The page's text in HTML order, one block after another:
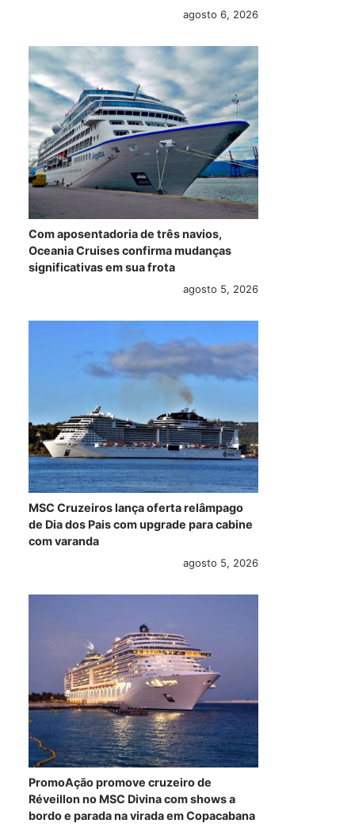
agosto 6, 2026
Com aposentadoria de três navios,
Oceania Cruises confirma mudanças
significativas em sua frota
agosto 5, 2026
MSC Cruzeiros lança oferta relâmpago
de Dia dos Pais com upgrade para cabine
com varanda
agosto 5, 2026
PromoAção promove cruzeiro de
Réveillon no MSC Divina com shows a
bordo e parada na virada em Copacabana